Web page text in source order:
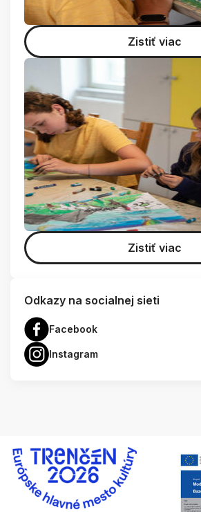
Zistiť viac
Zistiť viac
Odkazy na socialnej sieti
Facebook
Instagram